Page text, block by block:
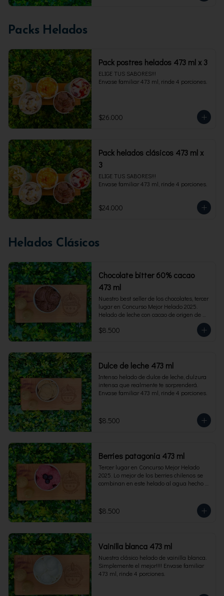
Packs Helados
Pack postres helados 473 ml x 3
ELIGE TUS SABORES!!!
Envase familiar 473 ml, rinde 4 porciones.
$26.000
Pack helados clásicos 473 ml x
3
ELIGE TUS SABORES!!!
Envase familiar 473 ml, rinde 4 porciones.
$24.000
Helados Clásicos
Chocolate bitter 60% cacao
473 ml
Nuestro best seller de los chocolates, tercer
lugar en Concurso Mejor Helado 2025.
Helado de leche con cacao de origen de
intensidad al 60%. Envase familiar 473 ml,
rinde 4  porciones.
$8.500
Dulce de leche 473 ml
Intenso helado de dulce de leche, dulzura
intensa que realmente te sorprenderá.
Envase familiar 473 ml, rinde 4 porciones.
$8.500
Berries patagonia 473 ml
Tercer lugar en Concurso Mejor Helado
2025. Lo mejor de los berries chilenos se
combinan en este helado al agua hecho
473 ml. Rinde 4 porciones.
$8.500
Vainilla blanca 473 ml
Nuestra clásico helado de vainilla blanca.
Simplemente el mejor!!!! Envase familiar
473 ml, rinde 4 porciones.